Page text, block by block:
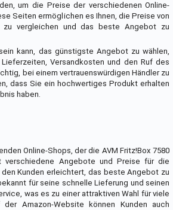
um die Preise der verschiedenen Online-
Seiten ermöglichen es Ihnen, die Preise von
zu vergleichen und das beste Angebot zu
kann, das günstigste Angebot zu wählen,
Versandkosten und den Ruf des
bei einem vertrauenswürdigen Händler zu
dass Sie ein hochwertiges Produkt erhalten
haben.
Online-Shops, der die AVM Fritz!Box 7580
verschiedene Angebote und Preise für die
den Kunden erleichtert, das beste Angebot zu
für seine schnelle Lieferung und seinen
was es zu einer attraktiven Wahl für viele
Amazon-Website können Kunden auch